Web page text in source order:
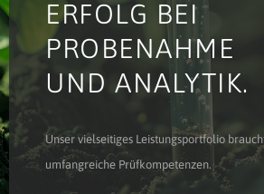
ERFOLG BEI
PROBENAHME
UND ANALYTIK.
Unser vielseitiges Leistungsportfolio
umfangreiche Prüfkompetenzen.